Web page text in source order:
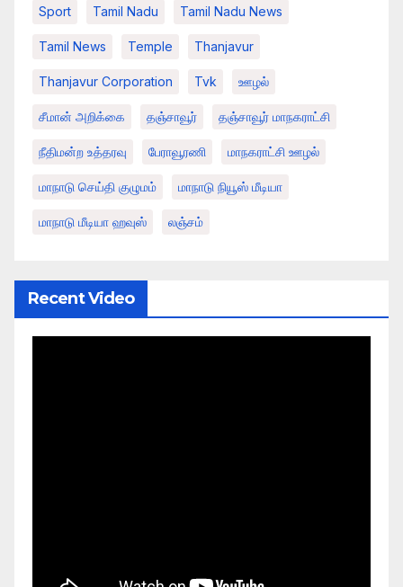
Sport Tamil Nadu Tamil Nadu News
Tamil News Temple Thanjavur
Thanjavur Corporation Tvk ஊழல்
சீமான் அறிக்கை தஞ்சாவூர் தஞ்சாவூர் மாநகராட்சி
நீதிமன்ற உத்தரவு பேராவூரணி மாநகராட்சி ஊழல்
மாநாடு செய்தி குழுமம் மாநாடு நியூஸ் மீடியா
மாநாடு மீடியா ஹவுஸ் லஞ்சம்
Recent Video